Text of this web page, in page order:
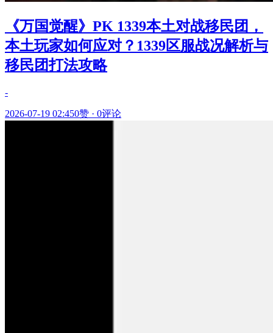
《万国觉醒》PK 1339本土对战移民团，
本土玩家如何应对？1339区服战况解析与
移民团打法攻略
-
2026-07-19 02:450赞 · 0评论